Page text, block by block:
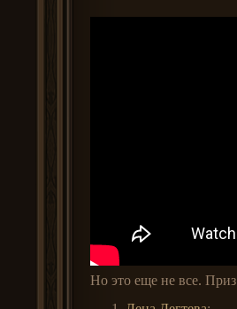
Но это еще не все. Приз